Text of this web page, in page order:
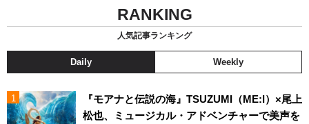
RANKING
人気記事ランキング
Daily Weekly
『モアナと伝説の海』TSUZUMI（ME:I）×尾上
松也、ミュージカル・アドベンチャーで美声を